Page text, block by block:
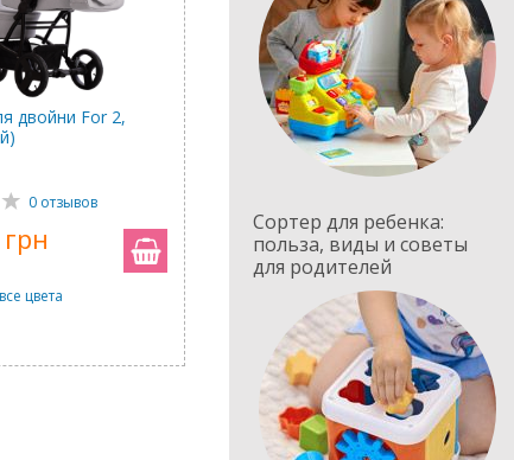
двойни For 2,
0 отзывов
все цвета
Сортер для ребенка:
польза, виды и советы
для родителей